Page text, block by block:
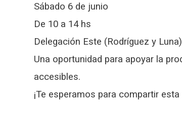
Sábado 6 de junio
De 10 a 14 hs
Delegación Este (Rodríguez y Luna)
Una oportunidad para apoyar la
accesibles.
¡Te esperamos para compartir